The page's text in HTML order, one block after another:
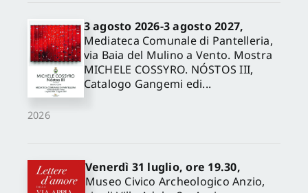
2026
3 agosto 2026-3 agosto 2027,
Mediateca Comunale di Pantelleria,
via Baia del Mulino a Vento. Mostra
MICHELE COSSYRO. NÓSTOS III,
Catalogo Gangemi edi...
Venerdì 31 luglio, ore 19.30,
Museo Civico Archeologico Anzio,